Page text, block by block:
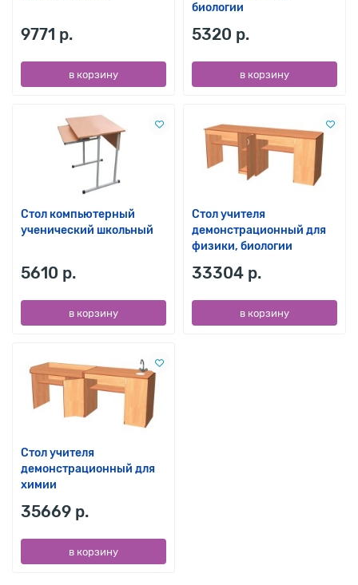
9771 р.
в корзину
биологии
5320 р.
в корзину
Стол компьютерный
ученический школьный
5610 р.
в корзину
Стол учителя
демонстрационный для
физики, биологии
33304 р.
в корзину
Стол учителя
демонстрационный для
химии
35669 р.
в корзину